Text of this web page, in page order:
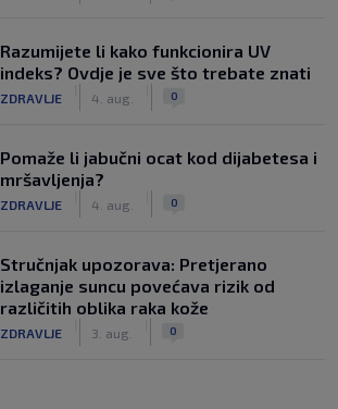
Razumijete li kako funkcionira UV
indeks? Ovdje je sve što trebate znati
ZDRAVLJE 4. aug. 0
Pomaže li jabučni ocat kod dijabetesa i
mršavljenja?
ZDRAVLJE 4. aug. 0
Stručnjak upozorava: Pretjerano
izlaganje suncu povećava rizik od
različitih oblika raka kože
ZDRAVLJE 3. aug. 0